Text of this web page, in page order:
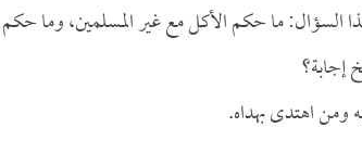
السؤال: ما حكم الأكل مع غير المسلمين، وما حكم
إجابة؟
ومن اهتدى بهداه.